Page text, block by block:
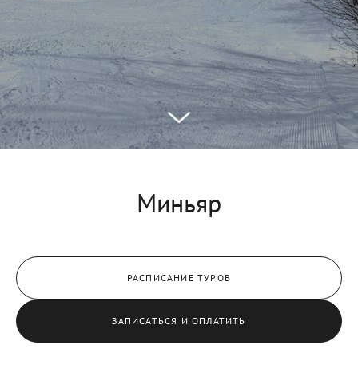
Миньяр
РАСПИСАНИЕ ТУРОВ
ЗАПИСАТЬСЯ И ОПЛАТИТЬ